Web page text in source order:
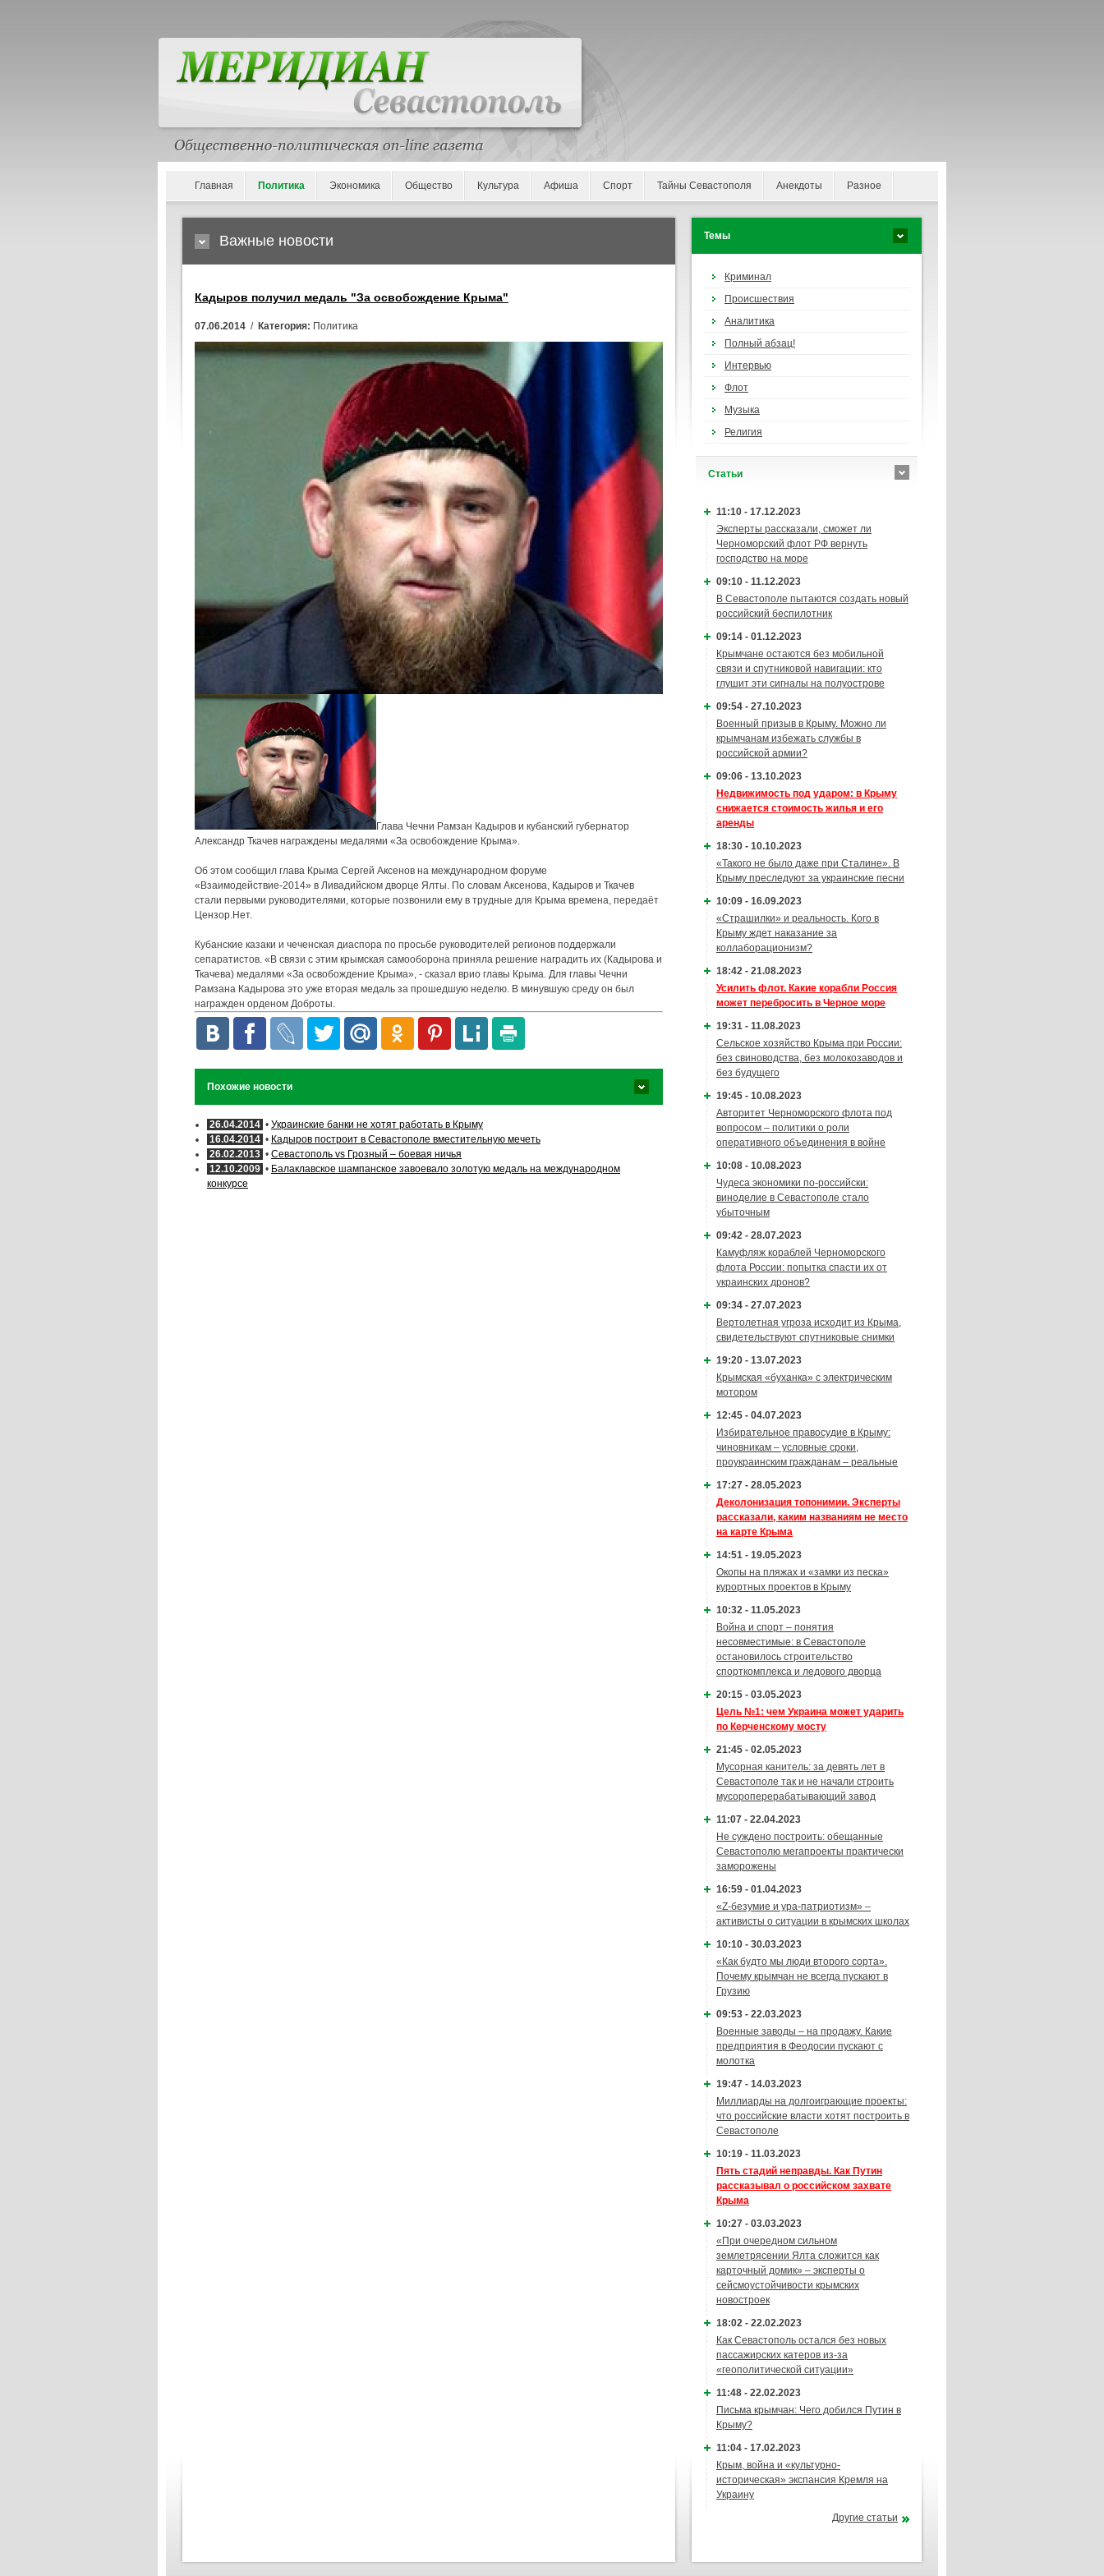
Главная Политика Экономика Общество Культура Афиша Спорт Тайны Севастополя Анекдоты Разное
Важные новости
Кадыров получил медаль "За освобождение Крыма"
07.06.2014 / Категория: Политика
Глава Чечни Рамзан Кадыров и кубанский губернатор
Александр Ткачев награждены медалями «За освобождение Крыма».
Об этом сообщил глава Крыма Сергей Аксенов на международном форуме
«Взаимодействие-2014» в Ливадийском дворце Ялты. По словам Аксенова, Кадыров и Ткачев
стали первыми руководителями, которые позвонили ему в трудные для Крыма времена, передаёт
Цензор.Нет.
Кубанские казаки и чеченская диаспора по просьбе руководителей регионов поддержали
сепаратистов. «В связи с этим крымская самооборона приняла решение наградить их (Кадырова и
Ткачева) медалями «За освобождение Крыма», - сказал врио главы Крыма. Для главы Чечни
Рамзана Кадырова это уже вторая медаль за прошедшую неделю. В минувшую среду он был
награжден орденом Доброты.
Похожие новости
26.04.2014 • Украинские банки не хотят работать в Крыму
16.04.2014 • Кадыров построит в Севастополе вместительную мечеть
26.02.2013 • Севастополь vs Грозный – боевая ничья
12.10.2009 • Балаклавское шампанское завоевало золотую медаль на международном
конкурсе
Темы
Криминал
Происшествия
Аналитика
Полный абзац!
Интервью
Флот
Музыка
Религия
Cтатьи
11:10 - 17.12.2023
Эксперты рассказали, сможет ли
Черноморский флот РФ вернуть
господство на море
09:10 - 11.12.2023
В Севастополе пытаются создать новый
российский беспилотник
09:14 - 01.12.2023
Крымчане остаются без мобильной
связи и спутниковой навигации: кто
глушит эти сигналы на полуострове
09:54 - 27.10.2023
Военный призыв в Крыму. Можно ли
крымчанам избежать службы в
российской армии?
09:06 - 13.10.2023
Недвижимость под ударом: в Крыму
снижается стоимость жилья и его
аренды
18:30 - 10.10.2023
«Такого не было даже при Сталине». В
Крыму преследуют за украинские песни
10:09 - 16.09.2023
«Страшилки» и реальность. Кого в
Крыму ждет наказание за
коллаборационизм?
18:42 - 21.08.2023
Усилить флот. Какие корабли Россия
может перебросить в Черное море
19:31 - 11.08.2023
Сельское хозяйство Крыма при России:
без свиноводства, без молокозаводов и
без будущего
19:45 - 10.08.2023
Авторитет Черноморского флота под
вопросом – политики о роли
оперативного объединения в войне
10:08 - 10.08.2023
Чудеса экономики по-российски:
виноделие в Севастополе стало
убыточным
09:42 - 28.07.2023
Камуфляж кораблей Черноморского
флота России: попытка спасти их от
украинских дронов?
09:34 - 27.07.2023
Вертолетная угроза исходит из Крыма,
свидетельствуют спутниковые снимки
19:20 - 13.07.2023
Крымская «буханка» с электрическим
мотором
12:45 - 04.07.2023
Избирательное правосудие в Крыму:
чиновникам – условные сроки,
проукраинским гражданам – реальные
17:27 - 28.05.2023
Деколонизация топонимии. Эксперты
рассказали, каким названиям не место
на карте Крыма
14:51 - 19.05.2023
Окопы на пляжах и «замки из песка»
курортных проектов в Крыму
10:32 - 11.05.2023
Война и спорт – понятия
несовместимые: в Севастополе
остановилось строительство
спорткомплекса и ледового дворца
20:15 - 03.05.2023
Цель №1: чем Украина может ударить
по Керченскому мосту
21:45 - 02.05.2023
Мусорная канитель: за девять лет в
Севастополе так и не начали строить
мусороперерабатывающий завод
11:07 - 22.04.2023
Не суждено построить: обещанные
Севастополю мегапроекты практически
заморожены
16:59 - 01.04.2023
«Z-безумие и ура-патриотизм» –
активисты о ситуации в крымских школах
10:10 - 30.03.2023
«Как будто мы люди второго сорта».
Почему крымчан не всегда пускают в
Грузию
09:53 - 22.03.2023
Военные заводы – на продажу. Какие
предприятия в Феодосии пускают с
молотка
19:47 - 14.03.2023
Миллиарды на долгоиграющие проекты:
что российские власти хотят построить в
Севастополе
10:19 - 11.03.2023
Пять стадий неправды. Как Путин
рассказывал о российском захвате
Крыма
10:27 - 03.03.2023
«При очередном сильном
землетрясении Ялта сложится как
карточный домик» – эксперты о
сейсмоустойчивости крымских
новостроек
18:02 - 22.02.2023
Как Севастополь остался без новых
пассажирских катеров из-за
«геополитической ситуации»
11:48 - 22.02.2023
Письма крымчан: Чего добился Путин в
Крыму?
11:04 - 17.02.2023
Крым, война и «культурно-
историческая» экспансия Кремля на
Украину
Другие статьи